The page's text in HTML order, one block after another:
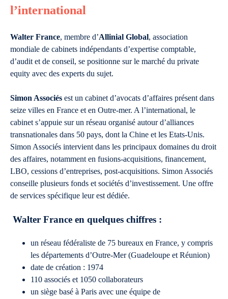
l’international
Walter France, membre d’Allinial Global, association
mondiale de cabinets indépendants d’expertise comptable,
d’audit et de conseil, se positionne sur le marché du private
equity avec des experts du sujet.
Simon Associés est un cabinet d’avocats d’affaires présent dans
seize villes en France et en Outre-mer. A l’international, le
cabinet s’appuie sur un réseau organisé autour d’alliances
transnationales dans 50 pays, dont la Chine et les Etats-Unis.
Simon Associés intervient dans les principaux domaines du droit
des affaires, notamment en fusions-acquisitions, financement,
LBO, cessions d’entreprises, post-acquisitions. Simon Associés
conseille plusieurs fonds et sociétés d’investissement. Une offre
de services spécifique leur est dédiée.
Walter France en quelques chiffres :
un réseau fédéraliste de 75 bureaux en France, y compris
les départements d’Outre-Mer (Guadeloupe et Réunion)
date de création : 1974
110 associés et 1050 collaborateurs
un siège basé à Paris avec une équipe de